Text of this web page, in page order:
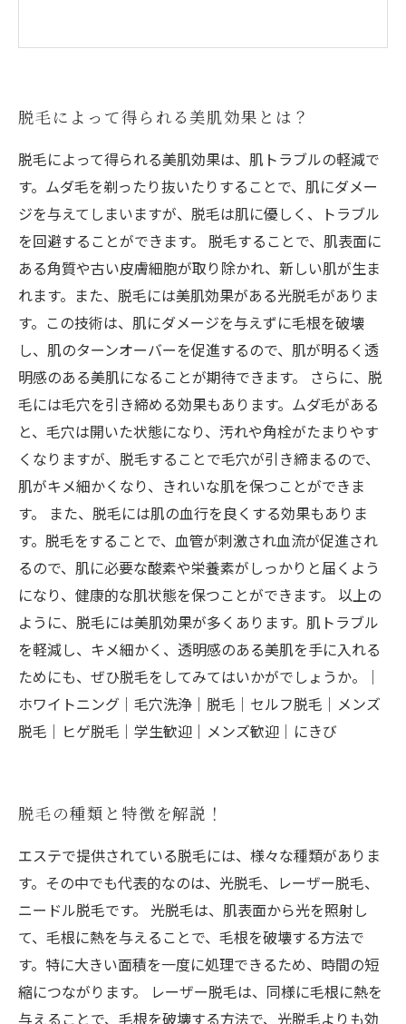
脱毛によって得られる美肌効果とは？
脱毛によって得られる美肌効果は、肌トラブルの軽減で
す。ムダ毛を剃ったり抜いたりすることで、肌にダメー
ジを与えてしまいますが、脱毛は肌に優しく、トラブル
を回避することができます。 脱毛することで、肌表面に
ある角質や古い皮膚細胞が取り除かれ、新しい肌が生ま
れます。また、脱毛には美肌効果がある光脱毛がありま
す。この技術は、肌にダメージを与えずに毛根を破壊
し、肌のターンオーバーを促進するので、肌が明るく透
明感のある美肌になることが期待できます。 さらに、脱
毛には毛穴を引き締める効果もあります。ムダ毛がある
と、毛穴は開いた状態になり、汚れや角栓がたまりやす
くなりますが、脱毛することで毛穴が引き締まるので、
肌がキメ細かくなり、きれいな肌を保つことができま
す。 また、脱毛には肌の血行を良くする効果もありま
す。脱毛をすることで、血管が刺激され血流が促進され
るので、肌に必要な酸素や栄養素がしっかりと届くよう
になり、健康的な肌状態を保つことができます。 以上の
ように、脱毛には美肌効果が多くあります。肌トラブル
を軽減し、キメ細かく、透明感のある美肌を手に入れる
ためにも、ぜひ脱毛をしてみてはいかがでしょうか。｜
ホワイトニング｜毛穴洗浄｜脱毛｜セルフ脱毛｜メンズ
脱毛｜ヒゲ脱毛｜学生歓迎｜メンズ歓迎｜にきび
脱毛の種類と特徴を解説！
エステで提供されている脱毛には、様々な種類がありま
す。その中でも代表的なのは、光脱毛、レーザー脱毛、
ニードル脱毛です。 光脱毛は、肌表面から光を照射し
て、毛根に熱を与えることで、毛根を破壊する方法で
す。特に大きい面積を一度に処理できるため、時間の短
縮につながります。 レーザー脱毛は、同様に毛根に熱を
与えることで、毛根を破壊する方法で、光脱毛よりも効